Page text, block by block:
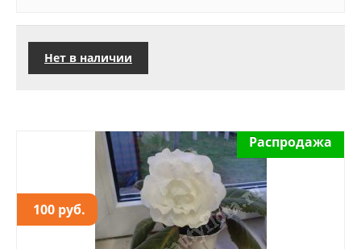
Нет в наличии
100 руб.
Распродажа